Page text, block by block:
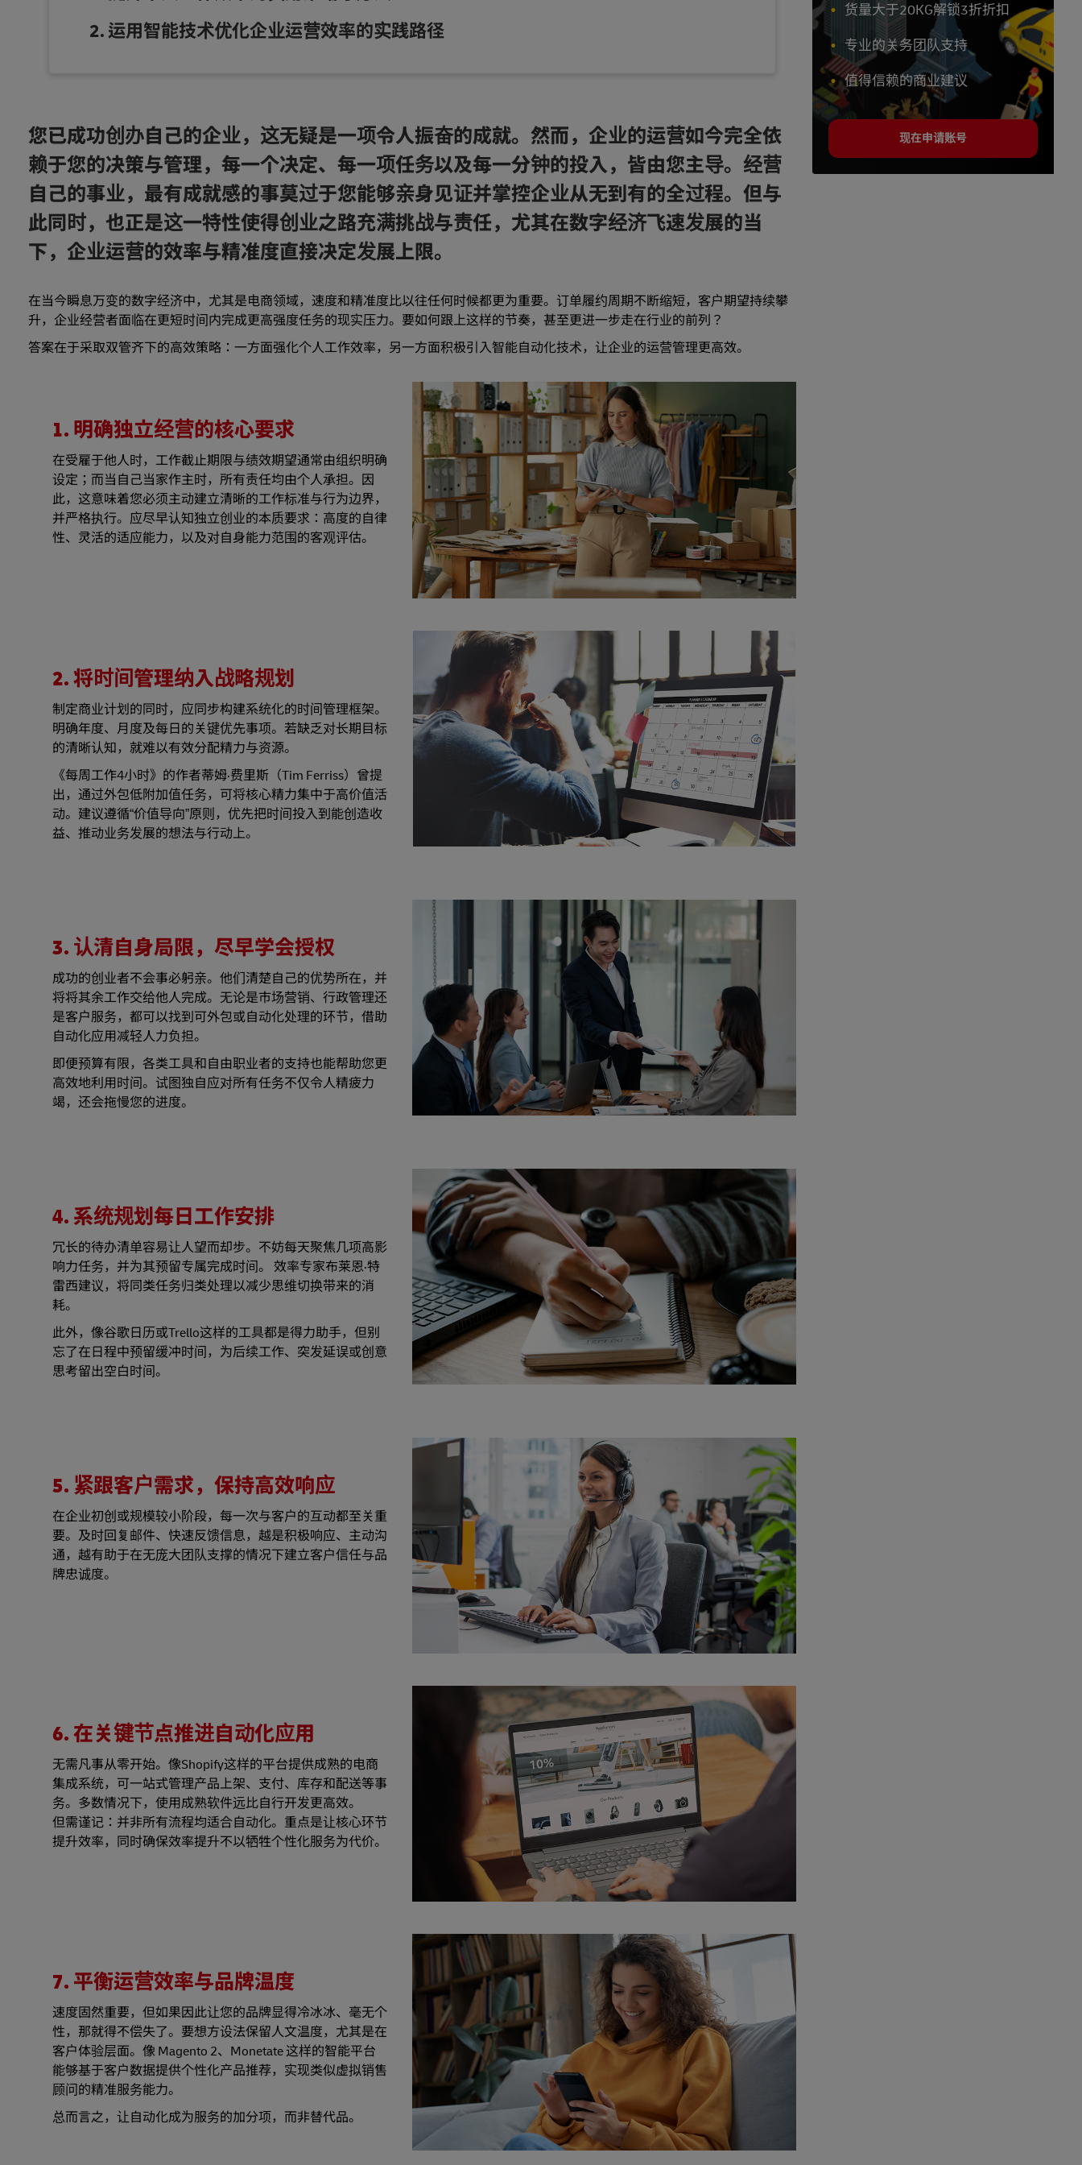
运用智能技术优化企业运营效率的实践路径
您已成功创办自己的企业，这无疑是一项令人振奋的成就。然而，企业的运营如今完全依
赖于您的决策与管理，每一个决定、每一项任务以及每一分钟的投入，皆由您主导。经营
自己的事业，最有成就感的事莫过于您能够亲身见证并掌控企业从无到有的全过程。但与
此同时，也正是这一特性使得创业之路充满挑战与责任，尤其在数字经济飞速发展的当
下，企业运营的效率与精准度直接决定发展上限。
在当今瞬息万变的数字经济中，尤其是电商领域，速度和精准度比以往任何时候都更为重要。订单履约周期不断缩短，客户期望持续攀
升，企业经营者面临在更短时间内完成更高强度任务的现实压力。要如何跟上这样的节奏，甚至更进一步走在行业的前列？
答案在于采取双管齐下的高效策略：一方面强化个人工作效率，另一方面积极引入智能自动化技术，让企业的运营管理更高效。
1. 明确独立经营的核心要求
在受雇于他人时，工作截止期限与绩效期望通常由组织明确
设定；而当自己当家作主时，所有责任均由个人承担。因
此，这意味着您必须主动建立清晰的工作标准与行为边界，
并严格执行。应尽早认知独立创业的本质要求：高度的自律
性、灵活的适应能力，以及对自身能力范围的客观评估。
2. 将时间管理纳入战略规划
制定商业计划的同时，应同步构建系统化的时间管理框架。
明确年度、月度及每日的关键优先事项。若缺乏对长期目标
的清晰认知，就难以有效分配精力与资源。
《每周工作4小时》的作者蒂姆·费里斯（Tim Ferriss）曾提
出，通过外包低附加值任务，可将核心精力集中于高价值活
动。建议遵循“价值导向”原则，优先把时间投入到能创造收
益、推动业务发展的想法与行动上。
3. 认清自身局限，尽早学会授权
成功的创业者不会事必躬亲。他们清楚自己的优势所在，并
将将其余工作交给他人完成。无论是市场营销、行政管理还
是客户服务，都可以找到可外包或自动化处理的环节，借助
自动化应用减轻人力负担。
即便预算有限，各类工具和自由职业者的支持也能帮助您更
高效地利用时间。试图独自应对所有任务不仅令人精疲力
竭，还会拖慢您的进度。
4. 系统规划每日工作安排
冗长的待办清单容易让人望而却步。不妨每天聚焦几项高影
响力任务，并为其预留专属完成时间。 效率专家布莱恩·特
雷西建议，将同类任务归类处理以减少思维切换带来的消
耗。
此外，像谷歌日历或Trello这样的工具都是得力助手，但别
忘了在日程中预留缓冲时间，为后续工作、突发延误或创意
思考留出空白时间。
5. 紧跟客户需求，保持高效响应
在企业初创或规模较小阶段，每一次与客户的互动都至关重
要。及时回复邮件、快速反馈信息，越是积极响应、主动沟
通，越有助于在无庞大团队支撑的情况下建立客户信任与品
牌忠诚度。
6. 在关键节点推进自动化应用
无需凡事从零开始。像Shopify这样的平台提供成熟的电商
集成系统，可一站式管理产品上架、支付、库存和配送等事
务。多数情况下，使用成熟软件远比自行开发更高效。
但需谨记：并非所有流程均适合自动化。重点是让核心环节
提升效率，同时确保效率提升不以牺牲个性化服务为代价。
7. 平衡运营效率与品牌温度
速度固然重要，但如果因此让您的品牌显得冷冰冰、毫无个
性，那就得不偿失了。要想方设法保留人文温度，尤其是在
客户体验层面。像 Magento 2、Monetate 这样的智能平台
能够基于客户数据提供个性化产品推荐，实现类似虚拟销售
顾问的精准服务能力。
总而言之，让自动化成为服务的加分项，而非替代品。
货量大于20KG解锁3折折扣
专业的关务团队支持
值得信赖的商业建议
现在申请账号